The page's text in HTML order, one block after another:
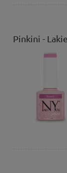
Pinkini -